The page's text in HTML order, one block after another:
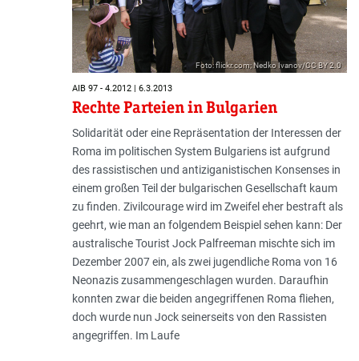
Foto: flickr.com; Nedko Ivanov/CC BY 2.0
AIB 97 - 4.2012 | 6.3.2013
Rechte Parteien in Bulgarien
Solidarität oder eine Repräsentation der Interessen der
Roma im politischen System Bulgariens ist aufgrund
des rassistischen und antiziganistischen Konsenses in
einem großen Teil der bulgarischen Gesellschaft kaum
zu finden. Zivilcourage wird im Zweifel eher bestraft als
geehrt, wie man an folgendem Beispiel sehen kann: Der
australische Tourist Jock Palfreeman mischte sich im
Dezember 2007 ein, als zwei jugendliche Roma von 16
Neonazis zusammengeschlagen wurden. Daraufhin
konnten zwar die beiden angegriffenen Roma fliehen,
doch wurde nun Jock seinerseits von den Rassisten
angegriffen. Im Laufe